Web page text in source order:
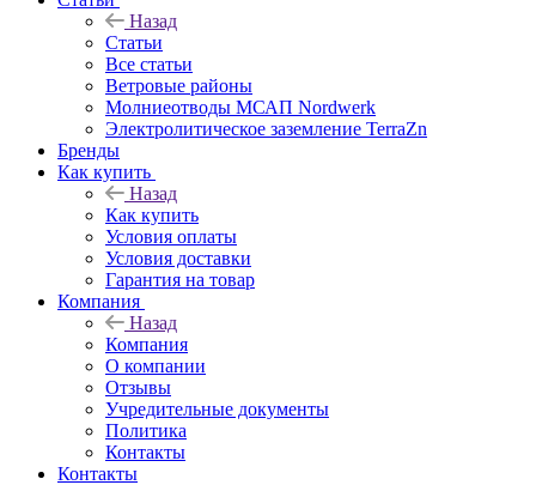
Назад
Статьи
Все статьи
Ветровые районы
Молниеотводы МСАП Nordwerk
Электролитическое заземление TerraZn
Бренды
Как купить
Назад
Как купить
Условия оплаты
Условия доставки
Гарантия на товар
Компания
Назад
Компания
О компании
Отзывы
Учредительные документы
Политика
Контакты
Контакты